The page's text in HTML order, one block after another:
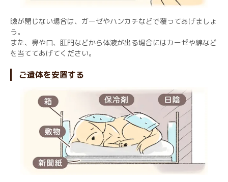
瞼が閉じない場合は、ガーゼやハンカチなどで覆ってあげましょ
う。
また、鼻や口、肛門などから体液が出る場合にはカーゼや綿など
を当ててあげてください。
ご遺体を安置する